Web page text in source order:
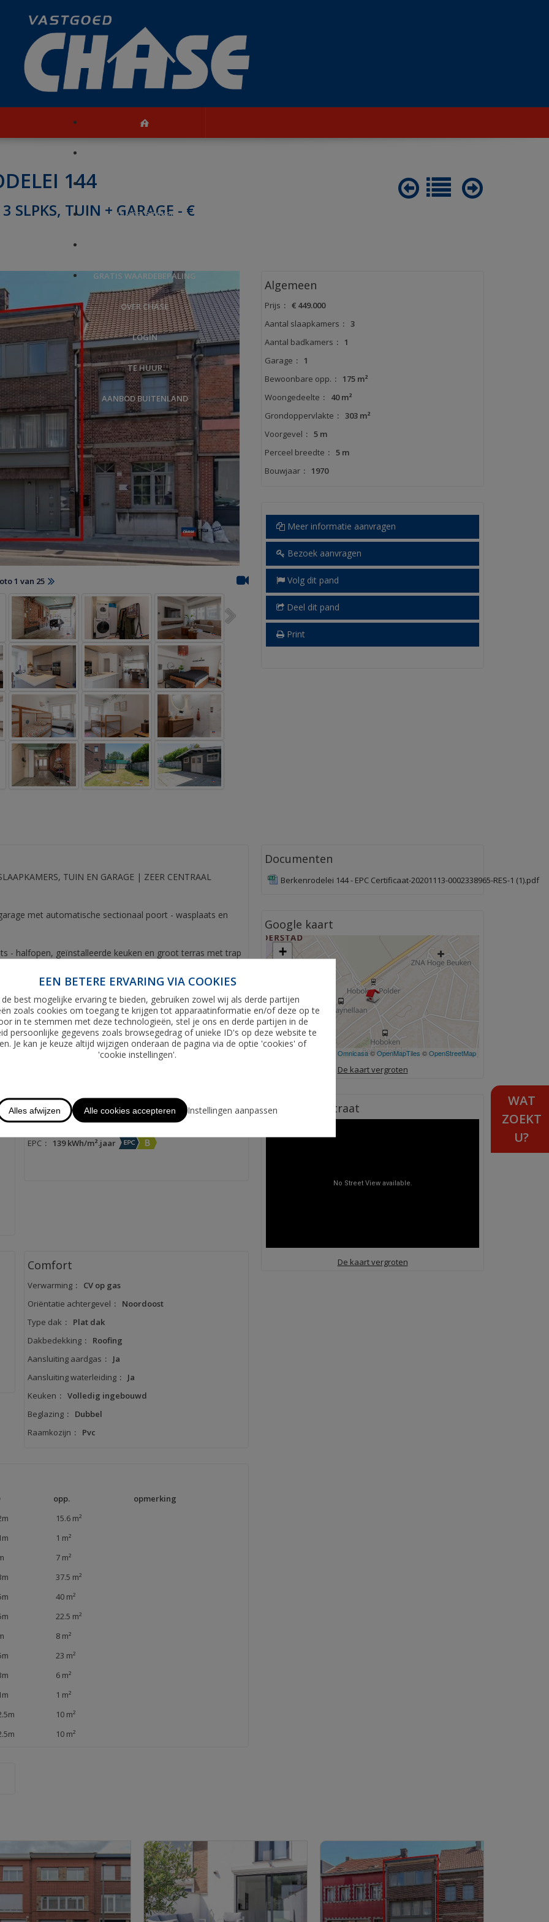
HANDELSZAKEN
GRATIS WAARDEBEPALING
OVER CHASE
LOGIN
TE HUUR
AANBOD BUITENLAND
144
SLPKS, TUIN + GARAGE - €
1 van 25
Algemeen
Prijs : € 449.000
Aantal slaapkamers : 3
Aantal badkamers :
1
Garage :
1
Bewoonbare opp. :
175 m²
Woongedeelte :
40 m²
Grondoppervlakte : 303 m²
Voorgevel : 5 m
Perceel breedte : 5 m
Bouwjaar : 1970
Meer informatie aanvragen
Bezoek aanvragen
Volg dit pand
Deel dit pand
Print
TUIN EN GARAGE | ZEER CENTRAAL
met automatische sectionaal poort - wasplaats en
- halfopen, geïnstalleerde keuken en groot terras met trap
van 175m² is gelegen op de grens met Polderstad.
omgeving.
Energie certificaat
EPC No.20201113-0002338965-RES-1
EPC : 139 kWh/m².jaar
Comfort
Verwarming :
CV op gas
Oriëntatie achtergevel :
Noordoost
Type dak :
Plat dak
Dakbedekking :
Roofing
Aansluiting aardgas :
Ja
Aansluiting waterleiding :
Ja
Keuken : Volledig ingebouwd
Beglazing :
Dubbel
Raamkozijn : Pvc
opp.
opmerking
15.6 m²
1 m²
7 m²
37.5 m²
40 m²
22.5 m²
8 m²
23 m²
6 m²
1 m²
10 m²
10 m²
Documenten
Berkenrodelei 144 - EPC Certificaat-20201113-0002338965-RES-1 (1).pdf
Google kaart
+
Omnicasa©OpenMapTiles ©OpenStreetMap
De kaart vergroten
Uitzicht op straat
De kaart vergroten
WAT
ZOEKT
U?
EEN BETERE ERVARING VIA COOKIES
best mogelijke ervaring te bieden, gebruiken zowel wij als derde partijen
zoals cookies om toegang te krijgen tot apparaatinformatie en/of deze op te
in te stemmen met deze technologieën, stel je ons en derde partijen in de
persoonlijke gegevens zoals browsegedrag of unieke ID's op deze website te
Je kan je keuze altijd wijzigen onderaan de pagina via de optie 'cookies' of
'cookie instellingen'.
Alles afwijzen Alle cookies accepteren Instellingen aanpassen